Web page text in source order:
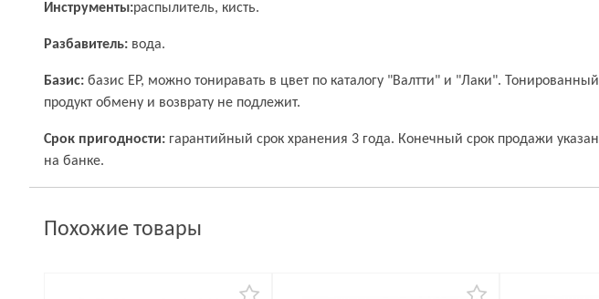
Инструменты:распылитель, кисть.
Разбавитель: вода.
Базис: базис ЕР, можно тониравать в цвет по каталогу "Валтти" и "Лаки". Тонированный
продукт обмену и возврату не подлежит.
Срок пригодности: гарантийный срок хранения 3 года. Конечный срок продажи указан
на банке.
Похожие товары